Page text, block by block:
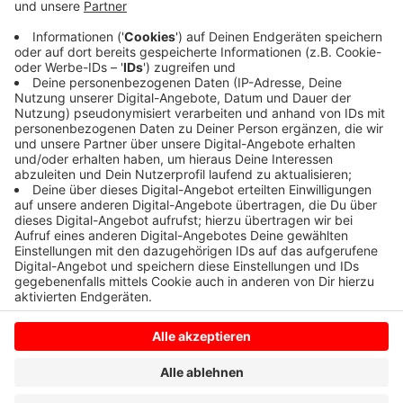
Die Löschzüge Lüdinghausen und Seppenrade
brauchten am Abend knapp zwei Stunden es zu
löschen. Niemand wurde verletzt. Die Polizei klärt
noch die Brandursache.
Anzeige
Anzeige